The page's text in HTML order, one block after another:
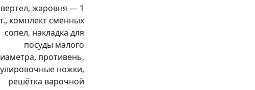
вертел, жаровня — 1
комплект сменных
сопел, накладка для
посуды малого
противень,
ножки,
решётка варочной